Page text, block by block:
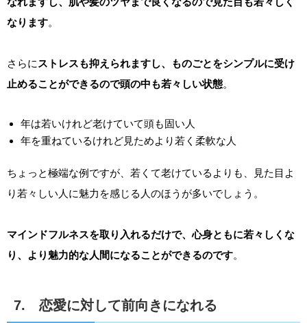
なります。
さらに ストレスも抑えられますし、ものごとをシンプルに受け
止めることができるので頭の中も若々しい状態。
年は若いけれど老けていて頭も固い人
年を重ねているけれど見ためより若く柔軟な人
ちょっと極端な例ですが、若くて老けているよりも、見た目よ
り若々しい人に魅力を感じる人のほうが多いでしょう。
マインドフルネスを取り入れるだけで、心身ともに若々しくな
り、より魅力的な人間になることができるのです。
7. 恋愛に対して前向きになれる